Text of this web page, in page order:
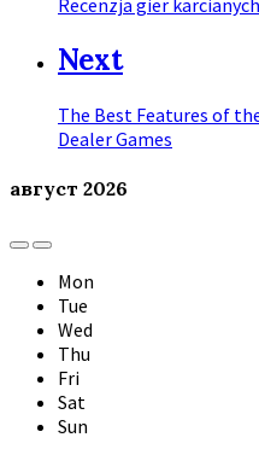
Next
The Best Features of
Dealer Games
август 2026
Previous
Month
Next
Month
Mon
Tue
Wed
Thu
Fri
Sat
Sun